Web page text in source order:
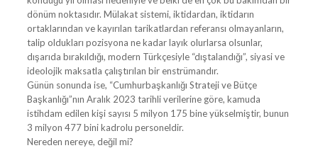
dönüm noktasıdır. Mülakat sistemi, iktidardan, iktidarın
ortaklarından ve kayırılan tarikatlardan referansı olmayanların,
talip oldukları pozisyona ne kadar layık olurlarsa olsunlar,
dışarıda bırakıldığı, modern Türkçesiyle “dıştalandığı”, siyasi ve
ideolojik maksatla çalıştırılan bir enstrümandır.
Günün sonunda ise, “Cumhurbaşkanlığı Strateji ve Bütçe
Başkanlığı”nın Aralık 2023 tarihli verilerine göre, kamuda
istihdam edilen kişi sayısı 5 milyon 175 bine yükselmiştir, bunun
3 milyon 477 bini kadrolu personeldir.
Nereden nereye, değil mi?